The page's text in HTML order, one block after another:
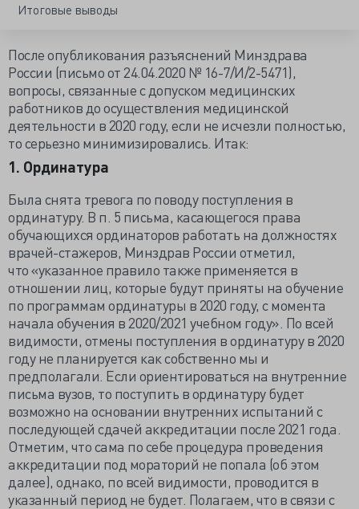
Итоговые выводы
После опубликования разъяснений Минздрава
России (письмо от 24.04.2020 № 16-7/И/2-5471),
вопросы, связанные с допуском медицинских
работников до осуществления медицинской
деятельности в 2020 году, если не исчезли полностью,
то серьезно минимизировались. Итак:
1. Ординатура
Была снята тревога по поводу поступления в
ординатуру. В п. 5 письма, касающегося права
обучающихся ординаторов работать на должностях
врачей-стажеров, Минздрав России отметил,
что «указанное правило также применяется в
отношении лиц, которые будут приняты на обучение
по программам ординатуры в 2020 году, с момента
начала обучения в 2020/2021 учебном году». По всей
видимости, отмены поступления в ординатуру в 2020
году не планируется как собственно мы и
предполагали. Если ориентироваться на внутренние
письма вузов, то поступить в ординатуру будет
возможно на основании внутренних испытаний с
последующей сдачей аккредитации после 2021 года.
Отметим, что сама по себе процедура проведения
аккредитации под мораторий не попала (об этом
далее), однако, по всей видимости, проводится в
указанный период не будет. Полагаем, что в связи с